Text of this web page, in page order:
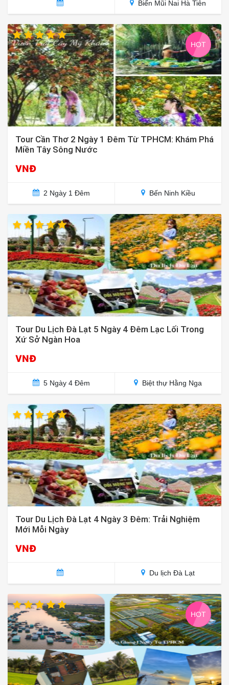
Biển Mũi Nai Hà Tiên
HOT
Tour Cần Thơ 2 Ngày 1 Đêm Từ TPHCM: Khám Phá
Miền Tây Sông Nước
VNĐ
2 Ngày 1 Đêm Bến Ninh Kiều
Tour Du Lịch Đà Lạt 5 Ngày 4 Đêm Lạc Lối Trong
Xứ Sở Ngàn Hoa
VNĐ
5 Ngày 4 Đêm Biệt thự Hằng Nga
Tour Du Lịch Đà Lạt 4 Ngày 3 Đêm: Trải Nghiệm
Mới Mỗi Ngày
VNĐ
Du lịch Đà Lạt
HOT